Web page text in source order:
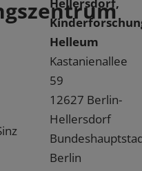
Helleum
Kastanienallee
59
12627 Berlin-
Hellersdorf
Berlin